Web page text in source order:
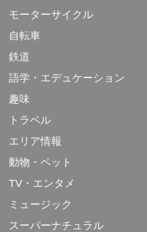
モーターサイクル
自転車
鉄道
語学・エデュケーション
趣味
トラベル
エリア情報
動物・ペット
TV・エンタメ
ミュージック
スーパーナチュラル